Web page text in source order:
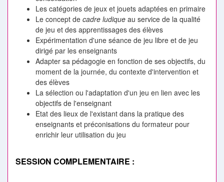
Les catégories de jeux et jouets adaptées en primaire
Le concept de cadre ludique au service de la qualité
de jeu et des apprentissages des élèves
Expérimentation d'une séance de jeu libre et de jeu
dirigé par les enseignants
Adapter sa pédagogie en fonction de ses objectifs, du
moment de la journée, du contexte d'intervention et
des élèves
La sélection ou l'adaptation d'un jeu en lien avec les
objectifs de l'enseignant
Etat des lieux de l'existant dans la pratique des
enseignants et préconisations du formateur pour
enrichir leur utilisation du jeu
SESSION COMPLEMENTAIRE :